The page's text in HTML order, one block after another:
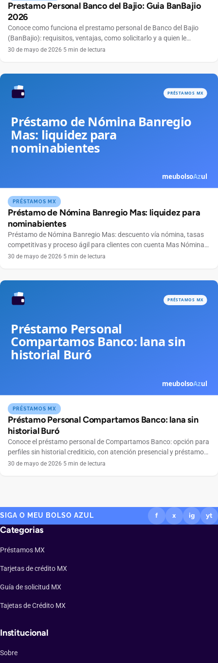
Prestamo Personal Banco del Bajio: Guia BanBajio
2026
Conoce como funciona el prestamo personal de Banco del Bajio
(BanBajio): requisitos, ventajas, como solicitarlo y a quien le
conviene este credito.
30 de mayo de 2026·5 min de lectura
PRÉSTAMOS MX
Préstamo de Nómina Banregio Mas: liquidez para
nominabientes
Préstamo de Nómina Banregio Mas: descuento vía nómina, tasas
competitivas y proceso ágil para clientes con cuenta Mas Nómina
del norte y bajío.
30 de mayo de 2026·5 min de lectura
PRÉSTAMOS MX
Préstamo Personal Compartamos Banco: lana sin
historial Buró
Conoce el préstamo personal de Compartamos Banco: opción para
perfiles sin historial crediticio, con atención presencial y préstamo
grupal en todo México.
30 de mayo de 2026·5 min de lectura
SIGA O MEU BOLSO AZUL f x ig yt
Categorias
Préstamos MX
Tarjetas de crédito MX
Guía de solicitud MX
Tajetas de Crédito MX
Institucional
Sobre